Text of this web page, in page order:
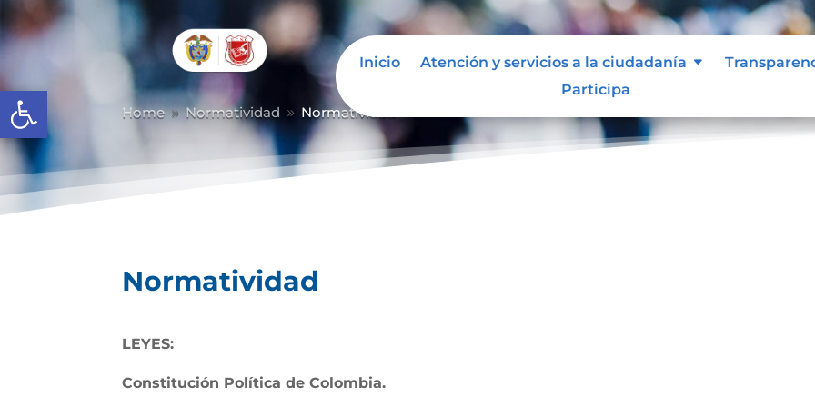
Abrir barra de herramientas
Inicio Atención y servicios a la ciudadanía
Participa
Home 9 Normatividad 9 Normatividad
Normatividad
LEYES:
Constitución Política de Colombia.